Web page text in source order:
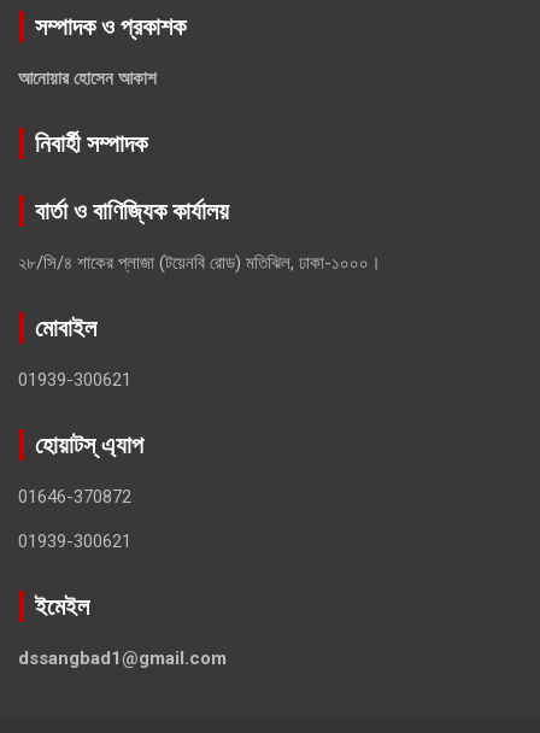
সম্পাদক ও প্রকাশক
আনোয়ার হোসেন আকাশ
নিবার্হী সম্পাদক
বার্তা ও বাণিজ্যিক কার্যালয়
২৮/সি/৪ শাকের প্লাজা (টয়েনবি রোড) মতিঝিল, ঢাকা-১০০০।
মোবাইল
01939-300621
হোয়াটস্ এ্যাপ
01646-370872
01939-300621
ইমেইল
dssangbad1@gmail.com